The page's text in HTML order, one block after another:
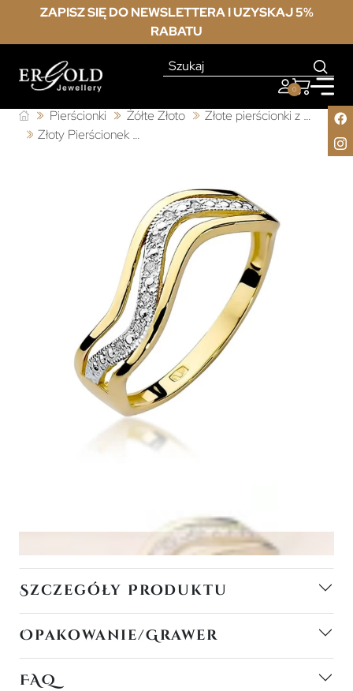
ZAPISZ SIĘ DO NEWSLETTERA I UZYSKAJ 5%
RABATU
0
Pierścionki Żółte Złoto
Złote pierścionki z brylantem
Złoty Pierścionek 585 z diamentem brylant 0,06ct
Szczegóły Produktu
Opakowanie/Grawer
FAQ